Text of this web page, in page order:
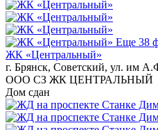
Еще 38
ЖК «Центральный»
г. Брянск, Советский, ул. им
ООО СЗ ЖК ЦЕНТРАЛЬНЫЙ
Дом сдан